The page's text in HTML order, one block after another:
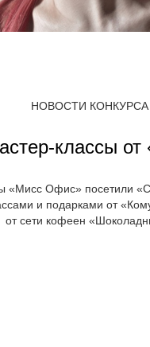
НОВОСТИ КОНКУРСА
классы
«Мисс Офис» посетили
и подарками от
от сети кофеен